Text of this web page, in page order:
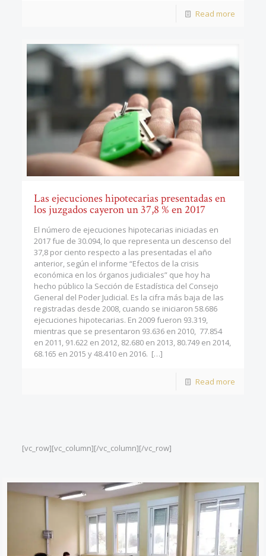
Read more
Las ejecuciones hipotecarias presentadas en
los juzgados cayeron un 37,8 % en 2017
El número de ejecuciones hipotecarias iniciadas en
2017 fue de 30.094, lo que representa un descenso del
37,8 por ciento respecto a las presentadas el año
anterior, según el informe “Efectos de la crisis
económica en los órganos judiciales” que hoy ha
hecho público la Sección de Estadística del Consejo
General del Poder Judicial. Es la cifra más baja de las
registradas desde 2008, cuando se iniciaron 58.686
ejecuciones hipotecarias. En 2009 fueron 93.319,
mientras que se presentaron 93.636 en 2010, 77.854
en 2011, 91.622 en 2012, 82.680 en 2013, 80.749 en 2014,
68.165 en 2015 y 48.410 en 2016. […]
Read more
[vc_row][vc_column][/vc_column][/vc_row]